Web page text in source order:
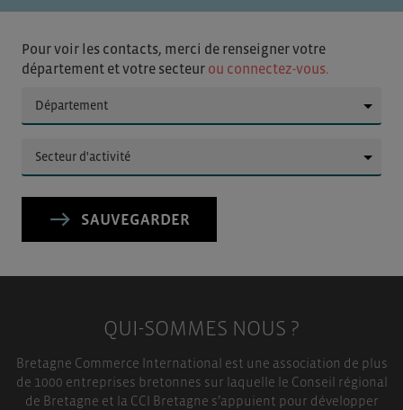
Pour voir les contacts, merci de renseigner votre
département et votre secteur ou connectez-vous.
SAUVEGARDER
QUI-SOMMES NOUS ?
Bretagne Commerce International est une association de plus
de 1000 entreprises bretonnes sur laquelle le Conseil régional
de Bretagne et la CCI Bretagne s’appuient pour développer